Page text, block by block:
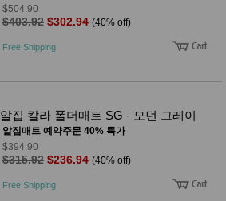
$504.90
$403.92 $302.94 (40% off)
Free Shipping
알집 칼라 폴더매트 SG - 모던 그레이
알집매트 예약주문 40% 특가
$394.90
$315.92 $236.94 (40% off)
Free Shipping